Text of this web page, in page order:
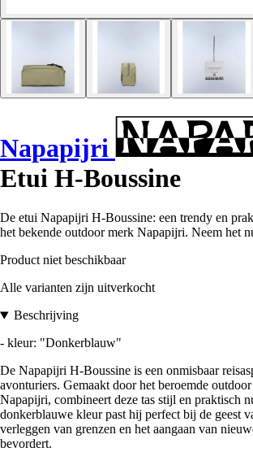
Napapijri
Etui H-Boussine
De etui Napapijri H-Boussine: een trendy en
het bekende outdoor merk Napapijri. Neem het
Product niet beschikbaar
Alle varianten zijn uitverkocht
Beschrijving
- kleur: "Donkerblauw"
De Napapijri H-Boussine is een onmisbaar
avonturiers. Gemaakt door het beroemde
Napapijri, combineert deze tas stijl en praktisch
donkerblauwe kleur past hij perfect bij de geest
verleggen van grenzen en het aangaan van
bevordert.